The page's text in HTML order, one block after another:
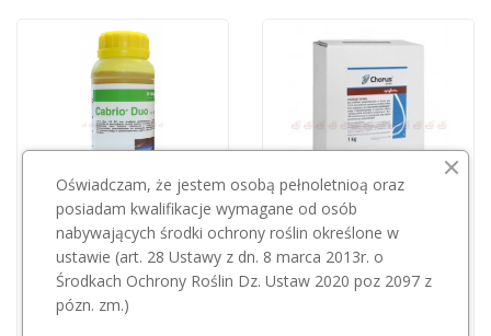
Przepraszamy, ten produkt
jest niedostępny.
BASF
SYNGENTA
Chorus 50WG 1kg
Oświadczam, że jestem osobą pełnoletnioą oraz
posiadam kwalifikacje wymagane od osób
nabywających środki ochrony roślin określone w
ustawie (art. 28 Ustawy z dn. 8 marca 2013r. o
Środkach Ochrony Roślin Dz. Ustaw 2020 poz 2097 z
pózn. zm.)